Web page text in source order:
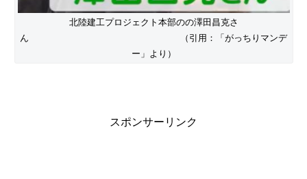
北陸建工プロジェクト本部のの澤田昌克さ
ん （引用：「がっちりマンデ
ー」より）
スポンサーリンク